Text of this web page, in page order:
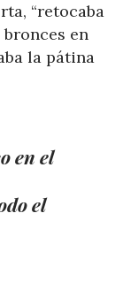
“retocaba
en
la pátina
en el
el